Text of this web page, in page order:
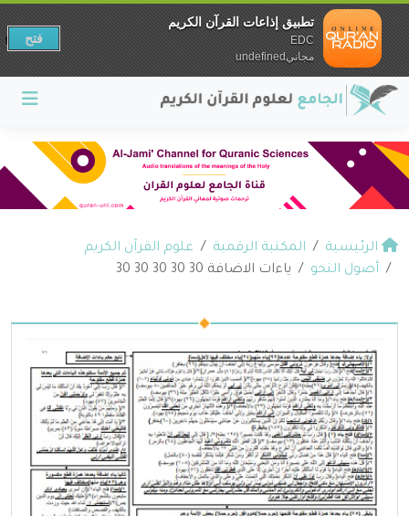
الرئيسية المكتبة الرقمية
علوم القرآن الكريم
أصول النحو
ياءات الاضافة 30 30 30 30 30
تطبيق إذاعات القرآن الكريم
EDC
مجانيundefined
فتح